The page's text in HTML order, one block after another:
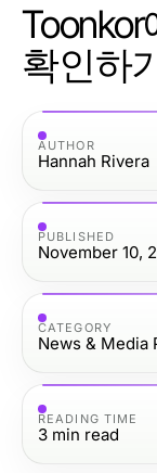
확인하
AUTHOR
Hannah Rivera
PUBLISHED
November 10,
CATEGORY
News & Media
READING TIME
3 min read